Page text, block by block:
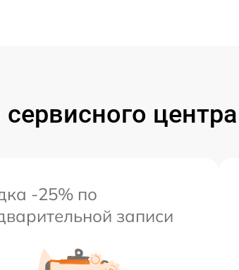
центра
-25% по
записи